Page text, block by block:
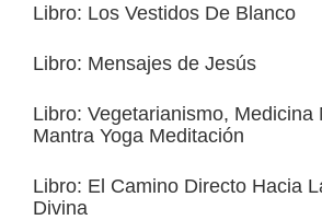
Libro: Los Vestidos De Blanco
Libro: Mensajes de Jesús
Libro: Vegetarianismo, Medicina
Mantra Yoga Meditación
Libro: El Camino Directo Hacia
Divina